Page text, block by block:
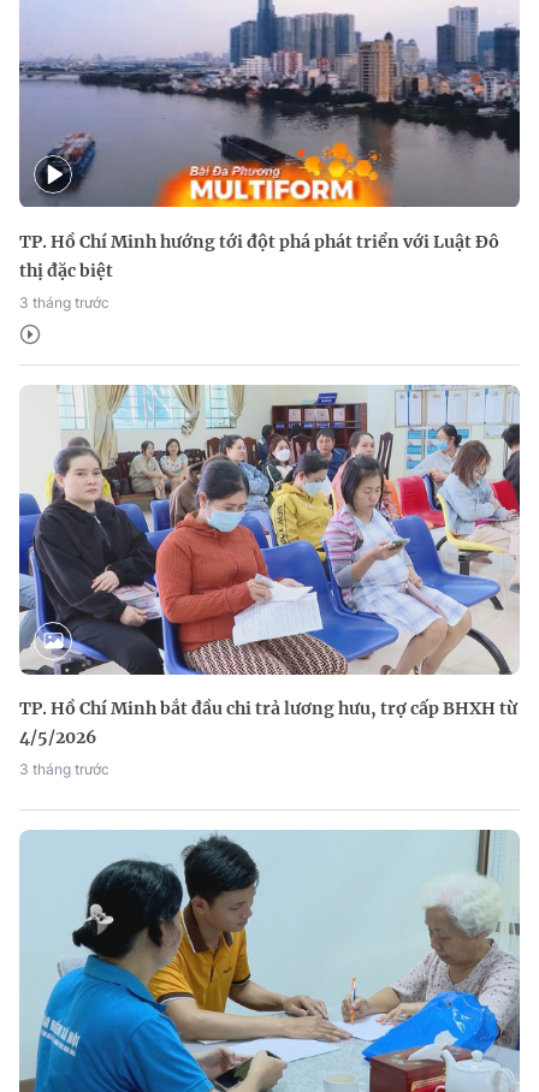
TP. Hồ Chí Minh hướng tới đột phá phát triển với Luật Đô
thị đặc biệt
3 tháng trước
TP. Hồ Chí Minh bắt đầu chi trả lương hưu, trợ cấp BHXH từ
4/5/2026
3 tháng trước